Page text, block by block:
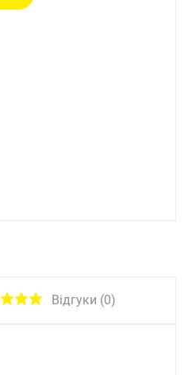
Відгуки (0)